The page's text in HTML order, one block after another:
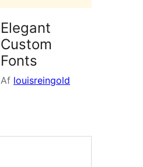
Elegant
Custom
Fonts
Af louisreingold